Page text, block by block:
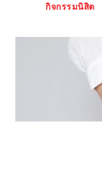
กิจกรรมนิสิต